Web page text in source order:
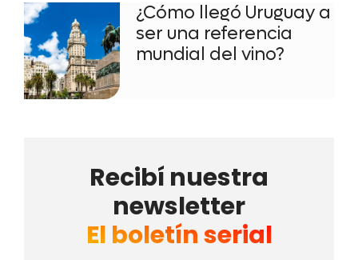
¿Cómo llegó Uruguay a
ser una referencia
mundial del vino?
Recibí nuestra
newsletter
El boletín serial